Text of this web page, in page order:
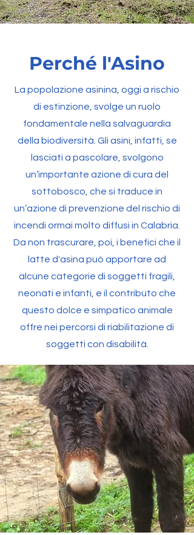
Perché l'Asino
La popolazione asinina, oggi a rischio
di estinzione, svolge un ruolo
fondamentale nella salvaguardia
della biodiversità. Gli asini, infatti, se
lasciati a pascolare, svolgono
un’importante azione di cura del
sottobosco, che si traduce in
un’azione di prevenzione del rischio di
incendi ormai molto diffusi in Calabria.
Da non trascurare, poi, i benefici che il
latte d'asina può apportare ad
alcune categorie di soggetti fragili,
neonati e infanti, e il contributo che
questo dolce e simpatico animale
offre nei percorsi di riabilitazione di
soggetti con disabilità.